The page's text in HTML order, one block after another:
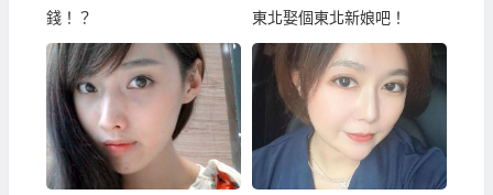
錢！？
東北娶個東北新娘吧！